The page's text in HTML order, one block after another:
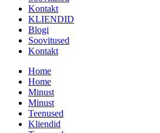
Kontakt
KLIENDID
Blogi
Soovitused
Kontakt
Home
Home
Minust
Minust
Teenused
Kliendid